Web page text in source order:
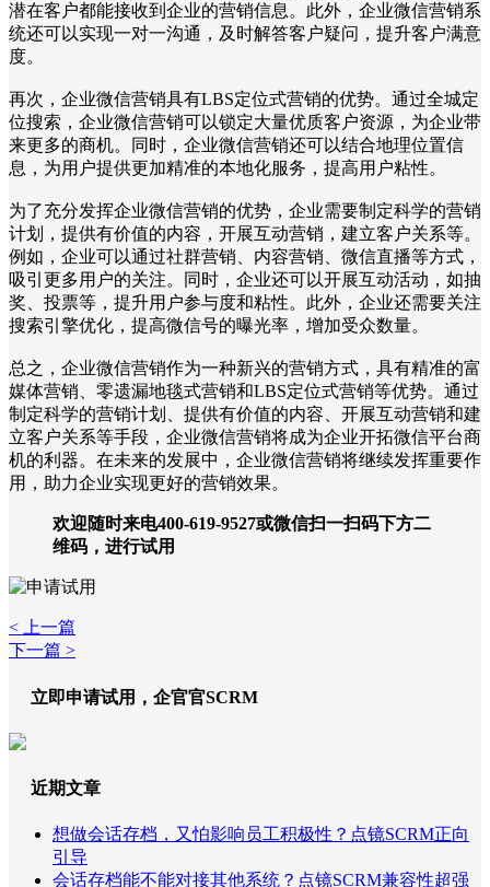
潜在客户都能接收到企业的营销信息。此外，企业微信营销系
统还可以实现一对一沟通，及时解答客户疑问，提升客户满意
度。
再次，企业微信营销具有LBS定位式营销的优势。通过全城定
位搜索，企业微信营销可以锁定大量优质客户资源，为企业带
来更多的商机。同时，企业微信营销还可以结合地理位置信
息，为用户提供更加精准的本地化服务，提高用户粘性。
为了充分发挥企业微信营销的优势，企业需要制定科学的营销
计划，提供有价值的内容，开展互动营销，建立客户关系等。
例如，企业可以通过社群营销、内容营销、微信直播等方式，
吸引更多用户的关注。同时，企业还可以开展互动活动，如抽
奖、投票等，提升用户参与度和粘性。此外，企业还需要关注
搜索引擎优化，提高微信号的曝光率，增加受众数量。
总之，企业微信营销作为一种新兴的营销方式，具有精准的富
媒体营销、零遗漏地毯式营销和LBS定位式营销等优势。通过
制定科学的营销计划、提供有价值的内容、开展互动营销和建
立客户关系等手段，企业微信营销将成为企业开拓微信平台商
机的利器。在未来的发展中，企业微信营销将继续发挥重要作
用，助力企业实现更好的营销效果。
欢迎随时来电400-619-9527或微信扫一扫码下方二
维码，进行试用
< 上一篇
下一篇 >
立即申请试用，企官官SCRM
近期文章
想做会话存档，又怕影响员工积极性？点镜SCRM正向
引导
会话存档能不能对接其他系统？点镜SCRM兼容性超强